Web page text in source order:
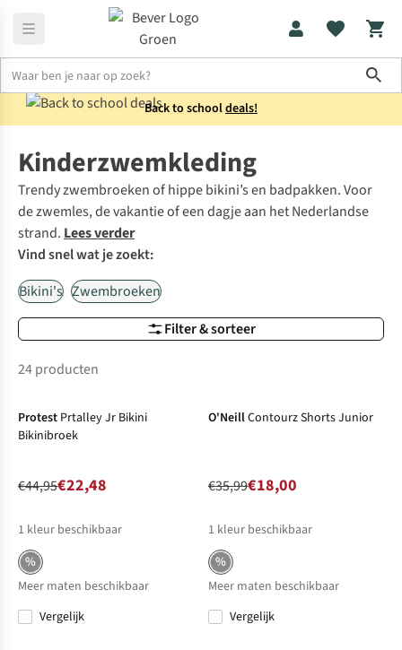
Back to schooldeals!
Zwemkleding
Filter & sorteer
Kinderzwemkleding
Trendy zwembroeken of hippe bikini’s en badpakken. Voor
de zwemles, de vakantie of een dagje aan het Nederlandse
strand. Lees verder
Vind snel wat je zoekt:
Bikini's Zwembroeken
24 producten
-50%
Protest Prtalley Jr Bikini
Bikinibroek
€44,95€22,48
1 kleur beschikbaar
%
Meer maten beschikbaar
Vergelijk
O'NeillContourz Shorts Junior
€35,99€18,00
1 kleur beschikbaar
%
Meer maten beschikbaar
Vergelijk